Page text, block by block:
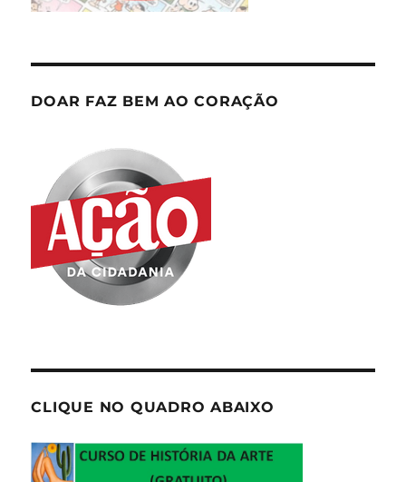
DOAR FAZ BEM AO CORAÇÃO
CLIQUE NO QUADRO ABAIXO